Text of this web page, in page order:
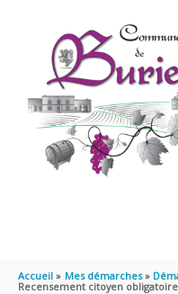
Accueil Mes démarches
Recensement citoyen obligatoire